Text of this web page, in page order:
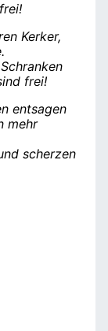
Kerker,
frei!
entsagen
mehr
scherzen